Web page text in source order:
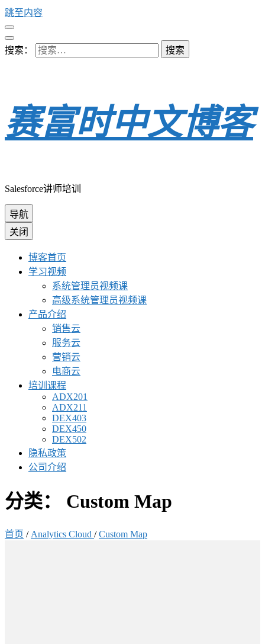
跳至内容
搜索：
赛富时中文博客
Salesforce讲师培训
导航
关闭
博客首页
学习视频
系统管理员视频课
高级系统管理员视频课
产品介绍
销售云
服务云
营销云
电商云
培训课程
ADX201
ADX211
DEX403
DEX450
DEX502
隐私政策
公司介绍
分类： Custom Map
首页 / Analytics Cloud / Custom Map